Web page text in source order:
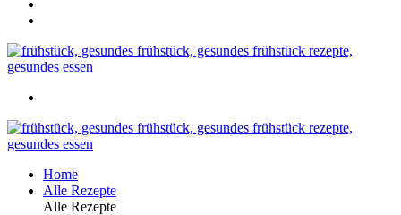
Home
Alle Rezepte
Alle Rezepte